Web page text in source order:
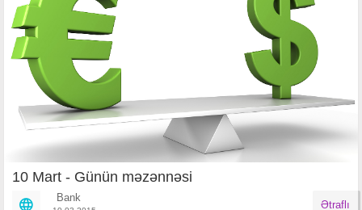
10 Mart - Günün məzənnəsi
Bank
Ətraflı